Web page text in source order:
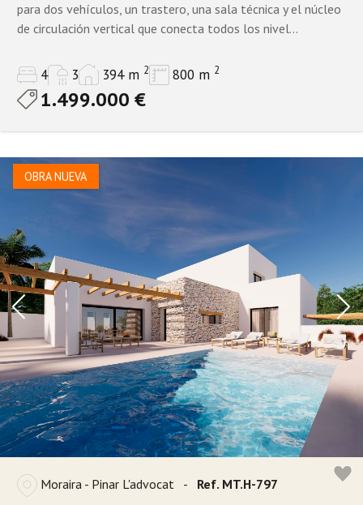
para dos vehículos, un trastero, una sala técnica y el núcleo
de circulación vertical que conecta todos los nivel...
4 3 394 m 2 800 m 2
1.499.000 €
OBRA NUEVA
Moraira - Pinar L'advocat - Ref. MT.H-797